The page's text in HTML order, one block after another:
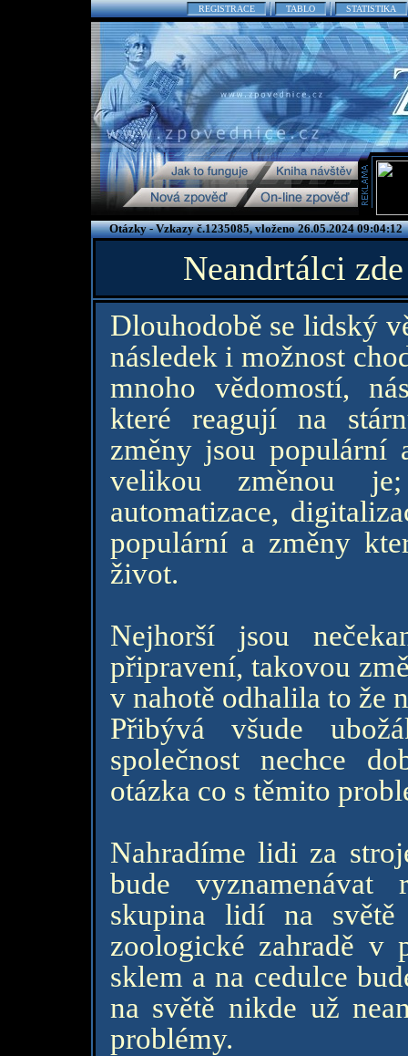
REGISTRACE TABLO STATISTIKA
Otázky - Vzkazy č.1235085, vloženo 26.05.2024 09:04:12
Neandrtálci
Dlouhodobě se lidský
následek i možnost
mnoho vědomostí,
které reagují na
změny jsou populární
velikou změnou je;
automatizace,
populární a změny
život.
Nejhorší jsou
připravení, takovou
v nahotě odhalila to že
Přibývá všude
společnost nechce
otázka co s těmito
Nahradíme lidi za
bude vyznamenávat
skupina lidí na
zoologické zahradě v
sklem a na cedulce
na světě nikde už
problémy.